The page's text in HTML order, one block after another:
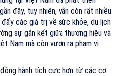
đây, tuy nhiên, vẫn còn rất nhiều
các giá trị về sức khỏe, du lịch
sự gắn kết giữa thương hiệu và
Nam mà còn vươn ra phạm vi
hành tích cực hơn từ các cơ